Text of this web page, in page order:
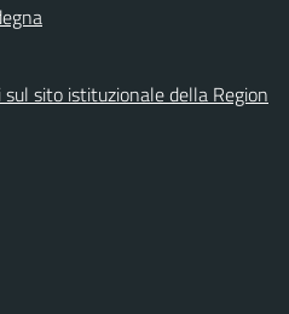
sito istituzionale della Region